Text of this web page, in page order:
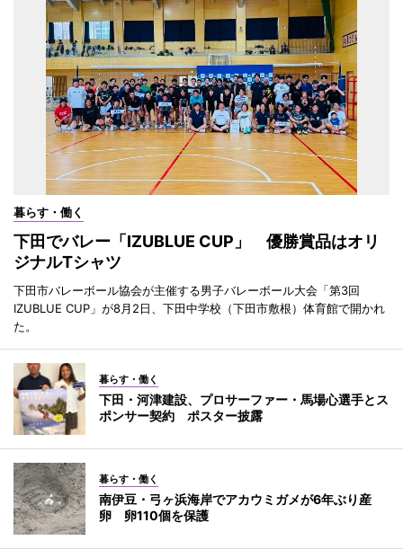
暮らす・働く
下田でバレー「IZUBLUE CUP」 優勝賞品はオリ
ジナルTシャツ
下田市バレーボール協会が主催する男子バレーボール大会「第3回
IZUBLUE CUP」が8月2日、下田中学校（下田市敷根）体育館で開かれ
た。
暮らす・働く
下田・河津建設、プロサーファー・馬場心選手とス
ポンサー契約 ポスター披露
暮らす・働く
南伊豆・弓ヶ浜海岸でアカウミガメが6年ぶり産
卵 卵110個を保護